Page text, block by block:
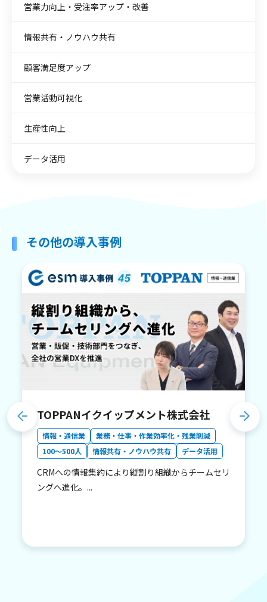
営業力向上・受注率アップ・改善
情報共有・ノウハウ共有
顧客満足度アップ
営業活動可視化
生産性向上
データ活用
その他の導入事例
TOPPANイクイップメント株式会社
情報・通信業
業務・仕事・作業効率化・残業削減
100〜500人
情報共有・ノウハウ共有 データ活用
CRMへの情報集約により縦割り組織からチームセリ
ングへ進化。...